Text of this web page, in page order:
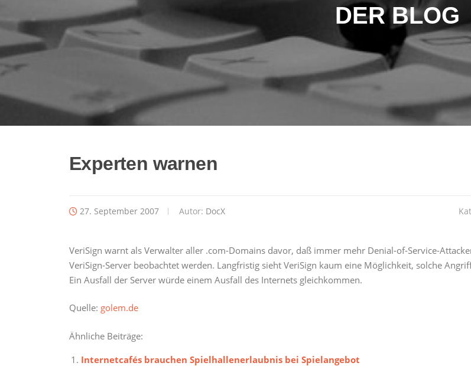
DER BLOG
Experten warnen
27. September 2007 Autor: DocX
VeriSign warnt als Verwalter aller .com-Domains davor, daß immer mehr Denial-of-Service-
VeriSign-Server beobachtet werden. Langfristig sieht VeriSign kaum eine Möglichkeit, solche
Ein Ausfall der Server würde einem Ausfall des Internets gleichkommen.
Quelle: golem.de
Ähnliche Beiträge:
Internetcafés brauchen Spielhallenerlaubnis bei Spielangebot